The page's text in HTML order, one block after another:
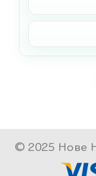
© 2025 Нове